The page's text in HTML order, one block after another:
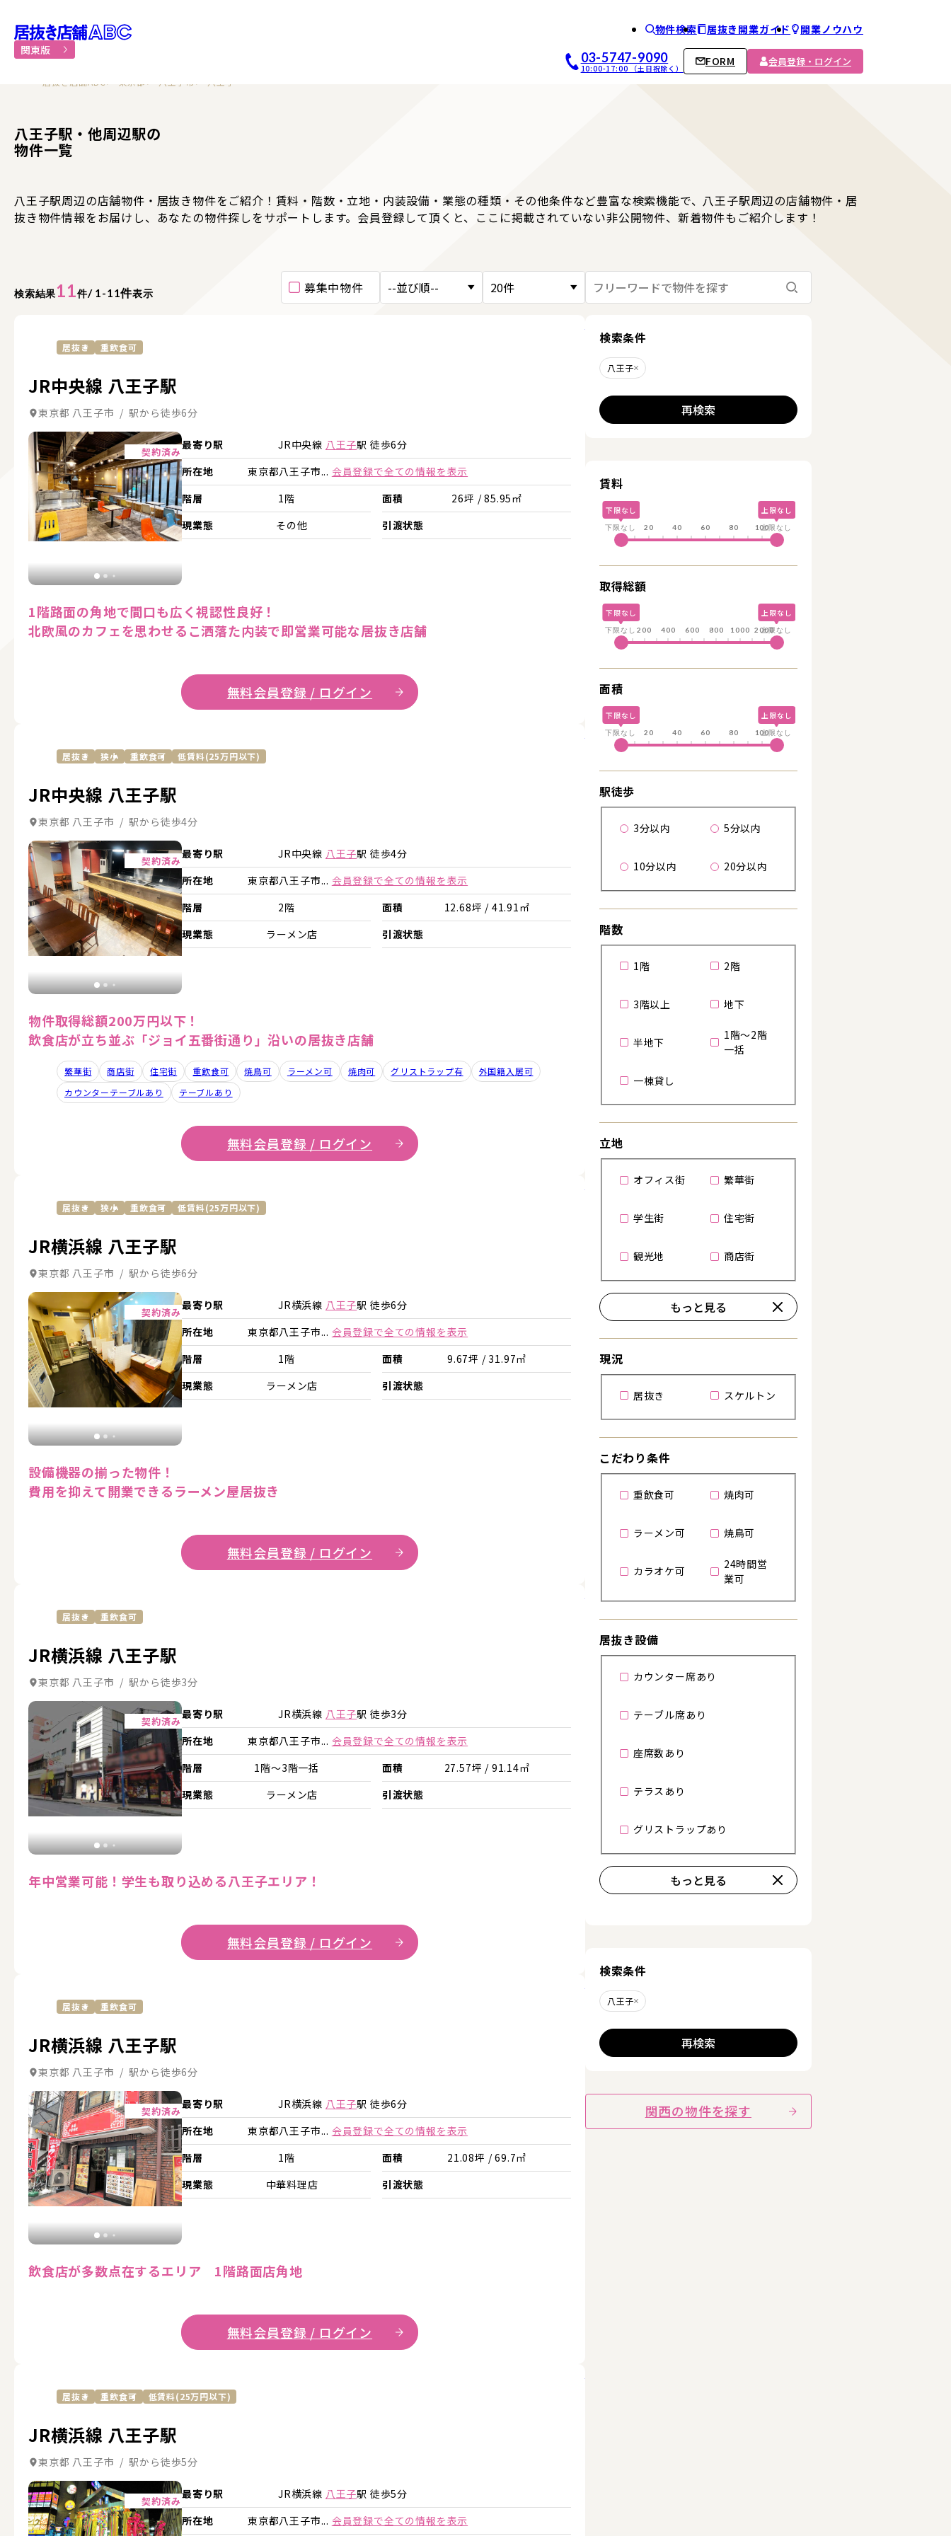
居抜き物件・貸店舗での飲食店開業｜居抜き店舗ABCホーム
関東版
物件検索 居抜き開業ガイド 開業ノウハウ
03-5747-9090
10:00-17:00 （土日祝除く）
FORM 会員登録・ログイン
居抜き店舗ABC 東京都 八王子市 八王子
八王子駅・他周辺駅の
物件一覧
八王子駅周辺の店舗物件・居抜き物件をご紹介！賃料・階数・立地・内装設備・業態の種類・その他条件など豊富な検索機能で、八王子駅周辺の店舗物件・居
抜き物件情報をお届けし、あなたの物件探しをサポートします。会員登録して頂くと、ここに掲載されていない非公開物件、新着物件もご紹介します！
検索結果11件/ 1-11件表示 募集中物件
居抜き 重飲食可
JR中央線 八王子駅
東京都 八王子市 / 駅から徒歩6分
契約済み
詳細を見る 詳細を見る
最寄り駅 JR中央線 八王子駅 徒歩6分
所在地
東京都八王子市... 会員登録で全ての情報を表示
階層
1階 面積
26坪 / 85.95㎡
現業態
その他 引渡状態
1階路面の角地で間口も広く視認性良好！
北欧風のカフェを思わせるこ洒落た内装で即営業可能な居抜き店舗
無料会員登録 / ログイン
居抜き 狭小 重飲食可 低賃料(25万円以下)
JR中央線 八王子駅
東京都 八王子市 / 駅から徒歩4分
契約済み
詳細を見る 詳細を見る
最寄り駅 JR中央線 八王子駅 徒歩4分
所在地
東京都八王子市... 会員登録で全ての情報を表示
階層
2階 面積
12.68坪 / 41.91㎡
現業態
ラーメン店 引渡状態
物件取得総額200万円以下！
飲食店が立ち並ぶ「ジョイ五番街通り」沿いの居抜き店舗
繁華街 商店街 住宅街 重飲食可 焼鳥可 ラーメン可 焼肉可 グリストラップ有
外国籍入居可
カウンターテーブルあり
テーブルあり
無料会員登録 / ログイン
詳細を見る
居抜き 狭小 重飲食可 低賃料(25万円以下)
JR横浜線 八王子駅
東京都 八王子市 / 駅から徒歩6分
契約済み
詳細を見る 詳細を見る 詳細を見る 詳細を見る
最寄り駅 JR横浜線 八王子駅 徒歩6分
所在地
東京都八王子市... 会員登録で全ての情報を表示
階層
1階 面積
9.67坪 / 31.97㎡
現業態
ラーメン店 引渡状態
設備機器の揃った物件！
費用を抑えて開業できるラーメン屋居抜き
無料会員登録 / ログイン
詳細を見る
居抜き 重飲食可
JR横浜線 八王子駅
東京都 八王子市 / 駅から徒歩3分
契約済み
詳細を見る 詳細を見る 詳細を見る
最寄り駅 JR横浜線 八王子駅 徒歩3分
所在地
東京都八王子市... 会員登録で全ての情報を表示
階層
1階～3階一括 面積
27.57坪 / 91.14㎡
現業態
ラーメン店 引渡状態
年中営業可能！学生も取り込める八王子エリア！
無料会員登録 / ログイン
居抜き 重飲食可
JR横浜線 八王子駅
東京都 八王子市 / 駅から徒歩6分
契約済み
詳細を見る 詳細を見る 詳細を見る
最寄り駅 JR横浜線 八王子駅 徒歩6分
所在地
東京都八王子市... 会員登録で全ての情報を表示
階層
1階 面積
21.08坪 / 69.7㎡
現業態
中華料理店 引渡状態
飲食店が多数点在するエリア 1階路面店角地
無料会員登録 / ログイン
居抜き 重飲食可 低賃料(25万円以下)
JR横浜線 八王子駅
東京都 八王子市 / 駅から徒歩5分
契約済み
詳細を見る 詳細を見る
最寄り駅 JR横浜線 八王子駅 徒歩5分
所在地
東京都八王子市... 会員登録で全ての情報を表示
検索する
検索条件
八王子削除する
再検索
賃料
下限なし 上限なし
下限なし 20 40 60 80 100
上限なし
取得総額
下限なし 上限なし
下限なし 200 400 600 800 1000 2000
上限なし
面積
下限なし 上限なし
下限なし 20 40 60 80 100
上限なし
駅徒歩
3分以内 5分以内
10分以内 20分以内
階数
1階 2階
3階以上 地下
半地下
1階～2階
一括
一棟貸し
立地
オフィス街 繁華街
学生街 住宅街
観光地 商店街
もっと見る
現況
居抜き スケルトン
こだわり条件
重飲食可 焼肉可
ラーメン可 焼鳥可
カラオケ可
24時間営
業可
居抜き設備
カウンター席あり
テーブル席あり
座席数あり
テラスあり
グリストラップあり
もっと見る
検索条件
八王子削除する
再検索
関西の物件を探す